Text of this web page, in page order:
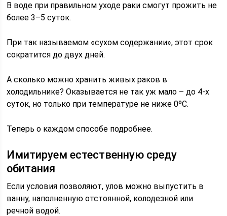
В воде при правильном уходе раки смогут прожить не
более 3–5 суток.
При так называемом «сухом содержании», этот срок
сократится до двух дней.
А сколько можно хранить живых раков в
холодильнике? Оказывается не так уж мало – до 4-х
суток, но только при температуре не ниже 0ºС.
Теперь о каждом способе подробнее.
Имитируем естественную среду
обитания
Если условия позволяют, улов можно выпустить в
ванну, наполненную отстоянной, колодезной или
речной водой.